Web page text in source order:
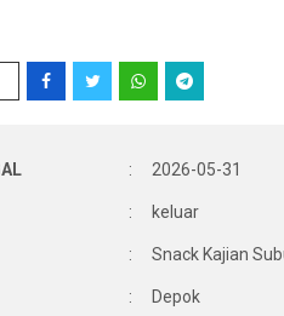
: 2026-05-31
: keluar
: Snack Kajian
: Depok